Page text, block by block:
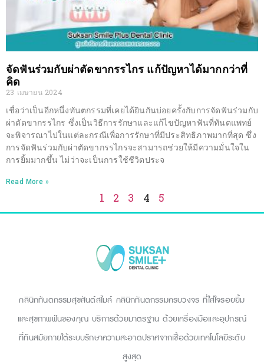
จัดฟันร่วมกับผ่าตัดขากรรไกร แก้ปัญหาได้มากกว่าที่
คิด
23 เมษายน 2024
เชื่อว่าเป็นอีกหนึ่งทันตกรรมที่เคยได้ยินกันบ่อยครั้งกับการจัดฟันร่วมกับ
ผ่าตัดขากรรไกร ซึ่งเป็นวิธีการรักษาและแก้ไขปัญหาฟันที่ทันตแพทย์
จะพิจารณาไปในแต่ละกรณีเพื่อการรักษาที่มีประสิทธิภาพมากที่สุด ซึ่ง
การจัดฟันร่วมกับผ่าตัดขากรรไกรจะสามารถช่วยให้มีความมั่นใจใน
การยิ้มมากขึ้น ไม่ว่าจะเป็นการใช้ชีวิตประจ
Read More »
1 2 3 4 5
คลินิกทันตกรรมสุขสันต์สไมล์ คลินิกทันตกรรมครบวงจร ที่ใส่ใจรอยยิ้ม
และสุขภาพฟันของคุณ บริการด้วยมาตรฐาน ด้วยเครื่องมือและอุปกรณ์
ที่ทันสมัยภายใต้ระบบรักษาความสะอาดปราศจากเชื้อด้วยเทคโนโลยีระดับ
สูงสุด